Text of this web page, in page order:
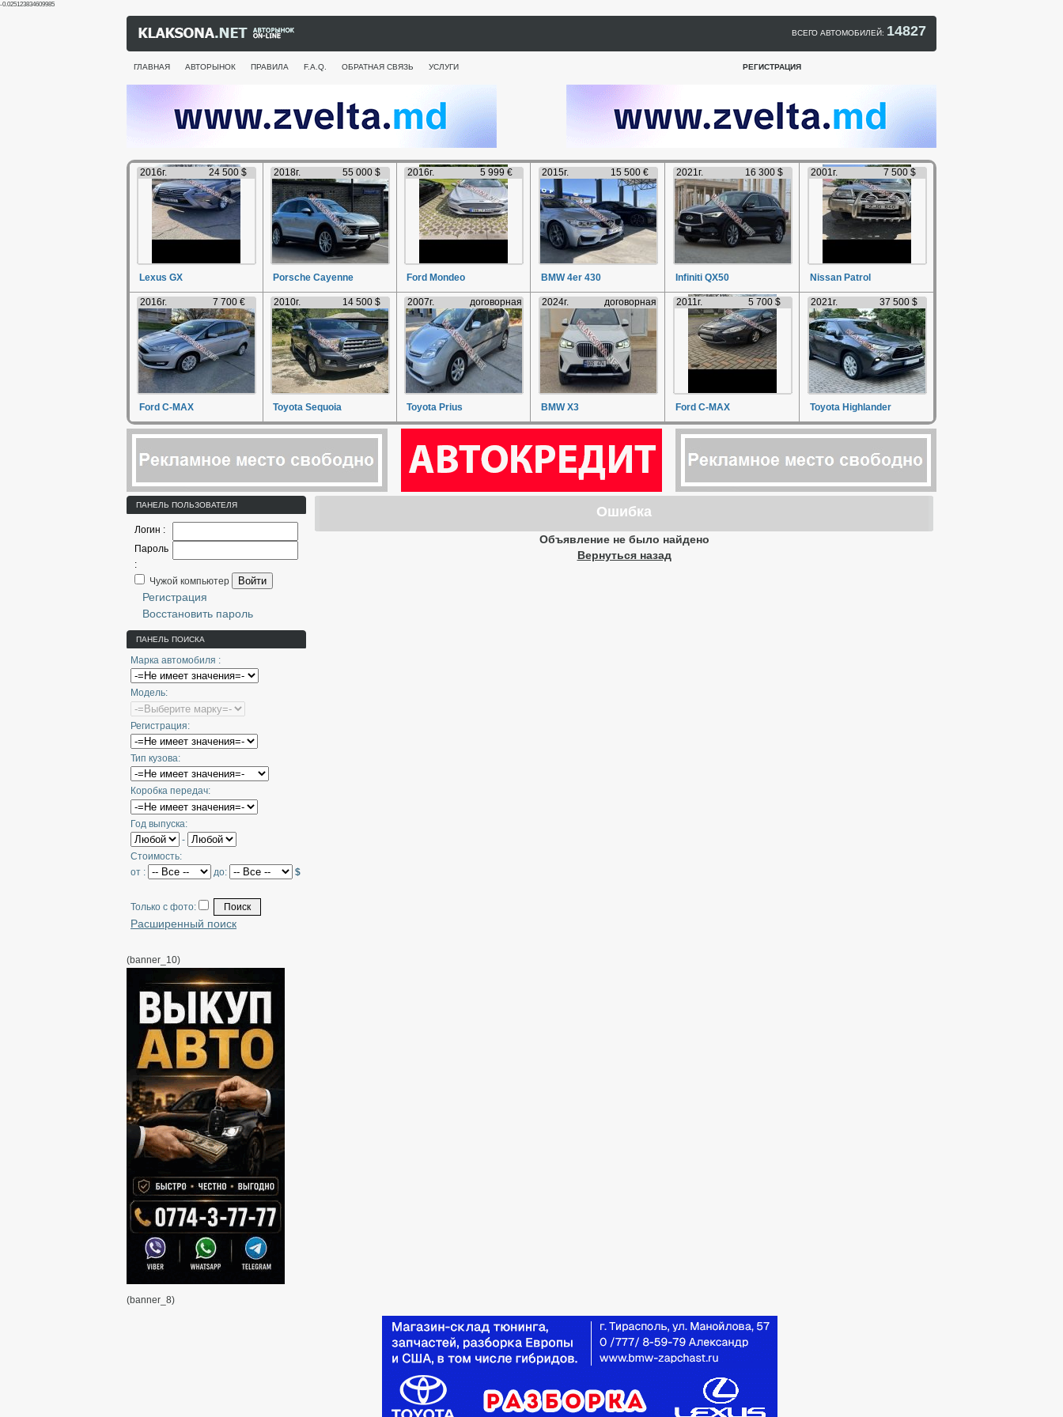
-0.025123834609985
ВСЕГО АВТОМОБИЛЕЙ: 14827
ГЛАВНАЯ АВТОРЫНОК ПРАВИЛА F.A.Q. ОБРАТНАЯ СВЯЗЬ УСЛУГИ РЕГИСТРАЦИЯ
2016г. 24 500 $
Lexus GX
2018г. 55 000 $
Porsche Cayenne
2016г. 5 999 €
Ford Mondeo
2015г. 15 500 €
BMW 4er 430
2021г. 16 300 $
Infiniti QX50
2001г. 7 500 $
Nissan Patrol
2016г. 7 700 €
Ford C-MAX
2010г. 14 500 $
Toyota Sequoia
2007г. договорная
Toyota Prius
2024г. договорная
BMW X3
2011г. 5 700 $
Ford C-MAX
2021г. 37 500 $
Toyota Highlander
ПАНЕЛЬ ПОЛЬЗОВАТЕЛЯ
Логин :
Пароль
:
Чужой компьютер
Войти
Регистрация
Восстановить пароль
ПАНЕЛЬ ПОИСКА
Марка автомобиля :
Модель:
Регистрация:
Тип кузова:
Коробка передач:
Год выпуска:
-
Стоимость:
от :
до: $
Только с фото:
Расширенный поиск
(banner_10)
(banner_8)
Ошибка
Объявление не было найдено
Вернуться назад